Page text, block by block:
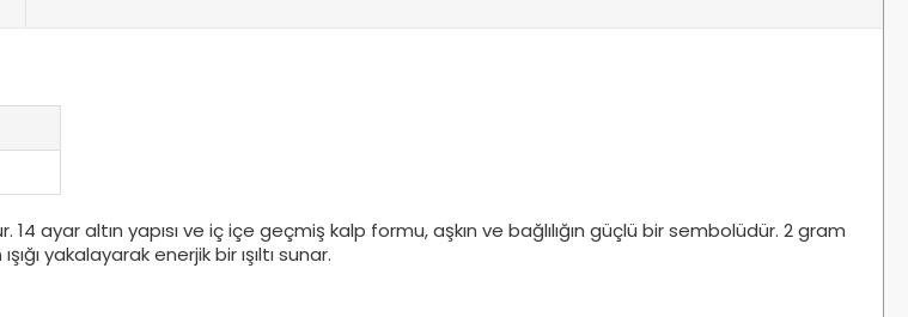
ayar altın yapısı ve iç içe geçmiş kalp formu, aşkın ve bağlılığın güçlü bir sembolüdür. 2 gram
yakalayarak enerjik bir ışıltı sunar.